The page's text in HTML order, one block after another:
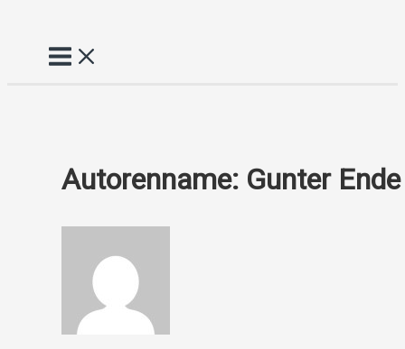
springen
Autorenname: Gunter Ende